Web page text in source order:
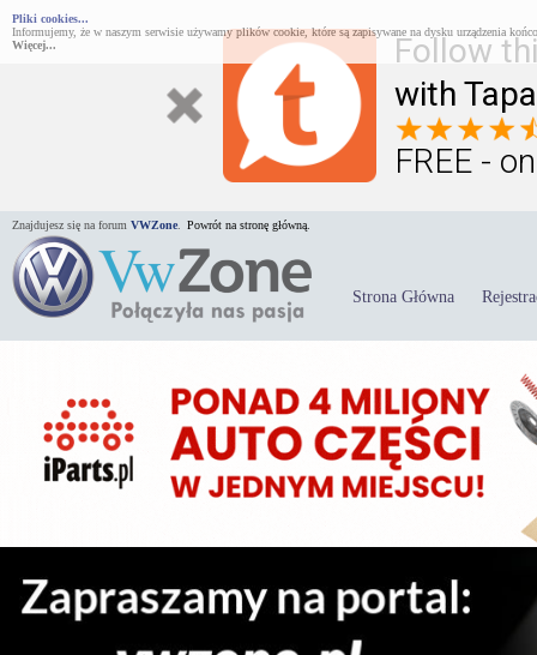
Follow
with
FREE -
Pliki cookies...
Informujemy, że w naszym serwisie używamy plików cookie, które są zapisywane na dysku urządzenia
Więcej...
Znajdujesz się na forum VWZone Powrót na stronę główną.
Strona Główna